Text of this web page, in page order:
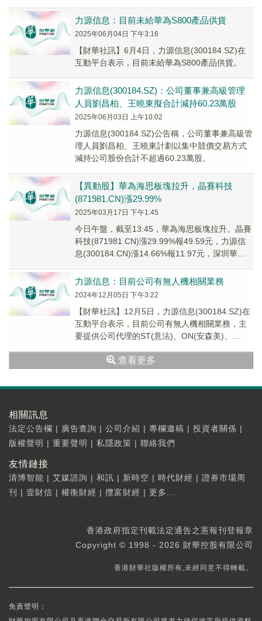
力源信息：目前未給華為S800產品供貨
2025年06月04日 下午3:16
【財華社訊】6月4日，力源信息(300184.SZ)在
互動平台表示，目前未給華為S800產品供貨。
力源信息(300184.SZ)：公司董事兼高級管理
人員劉昌柏、王曉東擬合計減持60.23萬股
2025年06月03日 上午10:02
力源信息(300184.SZ)公告稱，公司董事兼高級管
理人員劉昌柏、王曉東計劃以集中競價交易方式
減持公司股份合計不超過60.23萬股。
【異動股】華為海思板塊拉升，晶賽科技
(871981.CN)漲29.99%
2025年03月17日 下午1:45
今日午盤，截至13:45，華為海思板塊拉升。晶賽
科技(871981.CN)漲29.99%報49.59元，力源信
息(300184.CN)漲14.66%報11.97元，深圳華強
力源信息：目前公司有無人機相關業務
2024年12月05日 下午3:22
【財華社訊】12月5日，力源信息(300184.SZ)在
互動平台表示，目前公司有無人機相關業務，主
要提供公司代理的ST(意法)、ON(安森美)、
查看更多
相關訊息
法定公告欄 | 廣告查詢 | 公司介紹 | 專欄邀稿 | 投資者關係 |
版權聲明 | 重要聲明 | 私隱政策 | 聯絡我們
友情鏈接
清博智能 | 艾媒諮詢 | 和訊 | 新時空 | 時代財經 | 證券市場周
刊
| 壹財信 | 權衡財經 | 攬富財經 | 更多...
香港政府指定刊載法定通告之憲報刊登報章
Copyright © 1998 - 2026 財華控股有限公司
香港財華社版權所有,未經同意不得轉載。
免責聲明：